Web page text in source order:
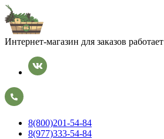
Интернет-магазин для заказов работает
8(800)201-54-84
8(977)333-54-84